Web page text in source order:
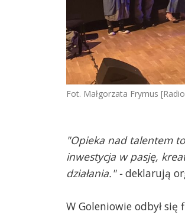
Fot. Małgorzata Frymus
"Opieka nad talentem
inwestycja w pasję,
działania." - deklarują
W Goleniowie odbył